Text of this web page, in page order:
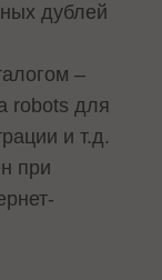
дублей
–
robots для
и т.д.
при